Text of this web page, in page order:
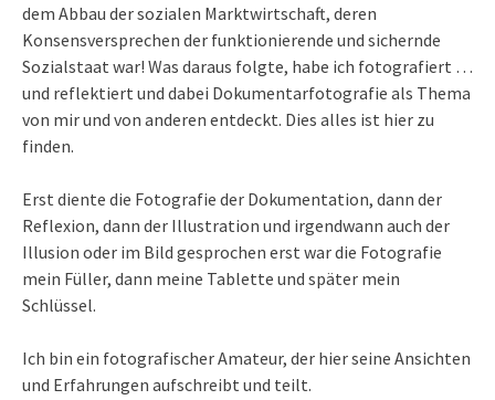
dem Abbau der sozialen Marktwirtschaft, deren
Konsensversprechen der funktionierende und sichernde
Sozialstaat war! Was daraus folgte, habe ich fotografiert …
und reflektiert und dabei Dokumentarfotografie als Thema
von mir und von anderen entdeckt. Dies alles ist hier zu
finden.
Erst diente die Fotografie der Dokumentation, dann der
Reflexion, dann der Illustration und irgendwann auch der
Illusion oder im Bild gesprochen erst war die Fotografie
mein Füller, dann meine Tablette und später mein
Schlüssel.
Ich bin ein fotografischer Amateur, der hier seine Ansichten
und Erfahrungen aufschreibt und teilt.